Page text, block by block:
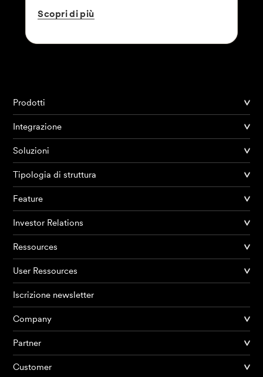
Prodotti
Scopridi più
Prodotti
Integrazione
Soluzioni
Tipologia di struttura
Feature
Investor Relations
Ressources
User Ressources
Iscrizione newsletter
Company
Partner
Customer